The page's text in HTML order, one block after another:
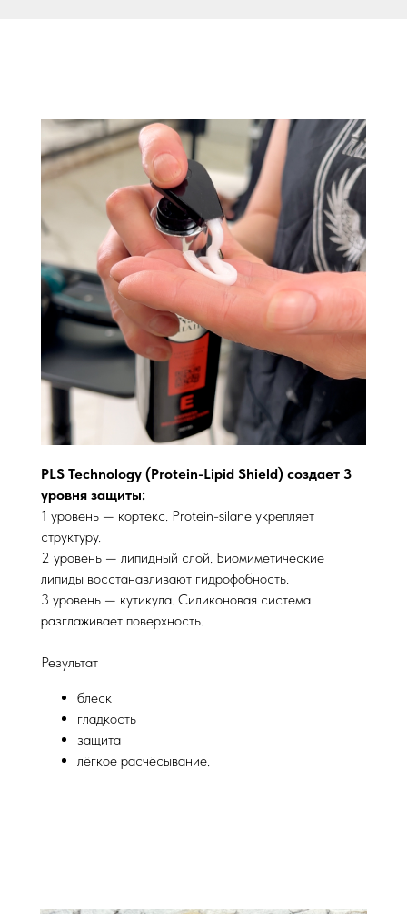
PLS Technology (Protein-Lipid Shield) создает 3
уровня защиты:
1 уровень — кортекс. Protein-silane укрепляет
структуру.
2 уровень — липидный слой. Биомиметические
липиды восстанавливают гидрофобность.
3 уровень — кутикула. Силиконовая система
разглаживает поверхность.
Результат
блеск
гладкость
защита
лёгкое расчёсывание.